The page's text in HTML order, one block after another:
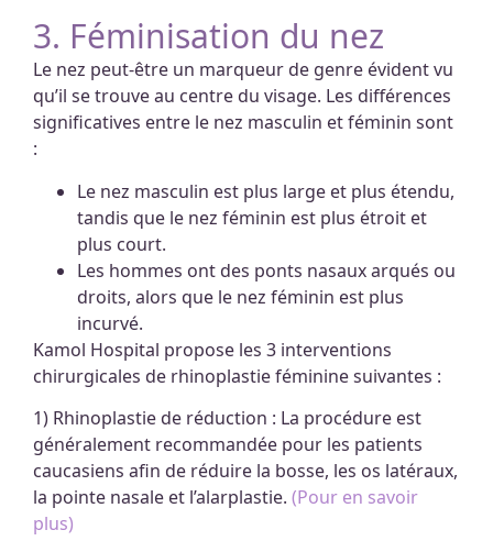
3. Féminisation du nez
Le nez peut-être un marqueur de genre évident vu
qu’il se trouve au centre du visage. Les différences
significatives entre le nez masculin et féminin sont
:
Le nez masculin est plus large et plus étendu,
tandis que le nez féminin est plus étroit et
plus court.
Les hommes ont des ponts nasaux arqués ou
droits, alors que le nez féminin est plus
incurvé.
Kamol Hospital propose les 3 interventions
chirurgicales de rhinoplastie féminine suivantes :
1) Rhinoplastie de réduction : La procédure est
généralement recommandée pour les patients
caucasiens afin de réduire la bosse, les os latéraux,
la pointe nasale et l’alarplastie. (Pour en savoir
plus)